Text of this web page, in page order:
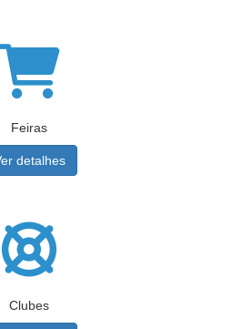
Feiras
Ver detalhes
Clubes